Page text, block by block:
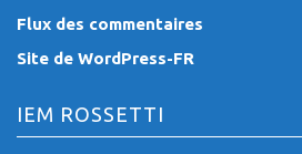
Flux des commentaires
Site de WordPress-FR
IEM ROSSETTI